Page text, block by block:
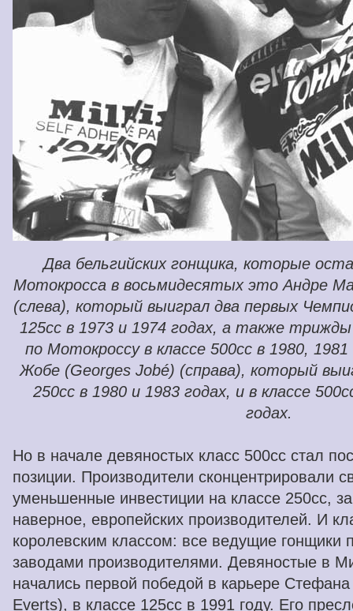
Два бельгийских гонщика, которые
Мотокросса в восьмидесятых это Андре
(слева), который выиграл два первых
125cc в 1973 и 1974 годах, а также
по Мотокроссу в классе 500сс в 1980,
Жобе (Georges Jobé) (справа), который
250cc в 1980 и 1983 годах, и в классе
годах.
Но в начале девяностых класс 500cc стал
позиции. Производители сконцентрировали
уменьшенные инвестиции на классе 250cc,
наверное, европейских производителей. И
королевским классом: все ведущие гонщики
заводами производителями. Девяностые в
начались первой победой в карьере
Everts), в классе 125cc в 1991 году. Его